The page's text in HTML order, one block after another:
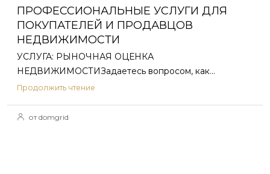
ПРОФЕССИОНАЛЬНЫЕ УСЛУГИ ДЛЯ
ПОКУПАТЕЛЕЙ И ПРОДАВЦОВ
НЕДВИЖИМОСТИ
УСЛУГА: РЫНОЧНАЯ ОЦЕНКА
НЕДВИЖИМОСТИЗадаетесь вопросом, как...
Продолжить чтение
от domgrid